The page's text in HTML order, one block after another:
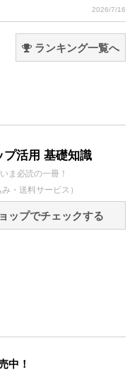
2026/7/16
ランキング一覧へ
プ活用 基礎知識
ま必読の一冊！
・送料サービス）
ップでチェックする
中！